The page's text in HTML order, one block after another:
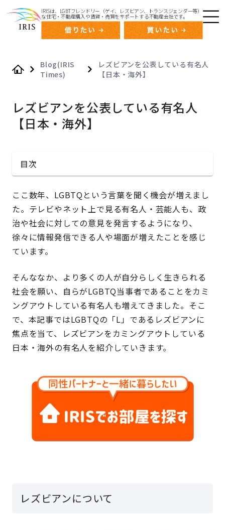
IRISは、LGBTフレンドリー（ゲイ、レズビアン、トランスジェンダー等）
な住宅・不動産購入や賃貸・売買をサポートする不動産会社です。
Blog(IRIS
Times)
レズビアンを公表している有名人
【日本・海外】
レズビアンを公表している有名人
【日本・海外】
ここ数年、LGBTQという言葉を聞く機会が増えまし
た。テレビやネット上で見る有名人・芸能人も、政
治や社会に対しての意見を発言するようになり、
徐々に情報発信できる人や場面が増えたことを感じ
ています。
そんななか、より多くの人が自分らしく生きられる
社会を願い、自らがLGBTQ当事者であることをカミ
ングアウトしている有名人も増えてきました。そこ
で、本記事ではLGBTQの「L」であるレズビアンに
焦点を当て、レズビアンをカミングアウトしている
日本・海外の有名人を紹介していきます。
レズビアンについて
目次